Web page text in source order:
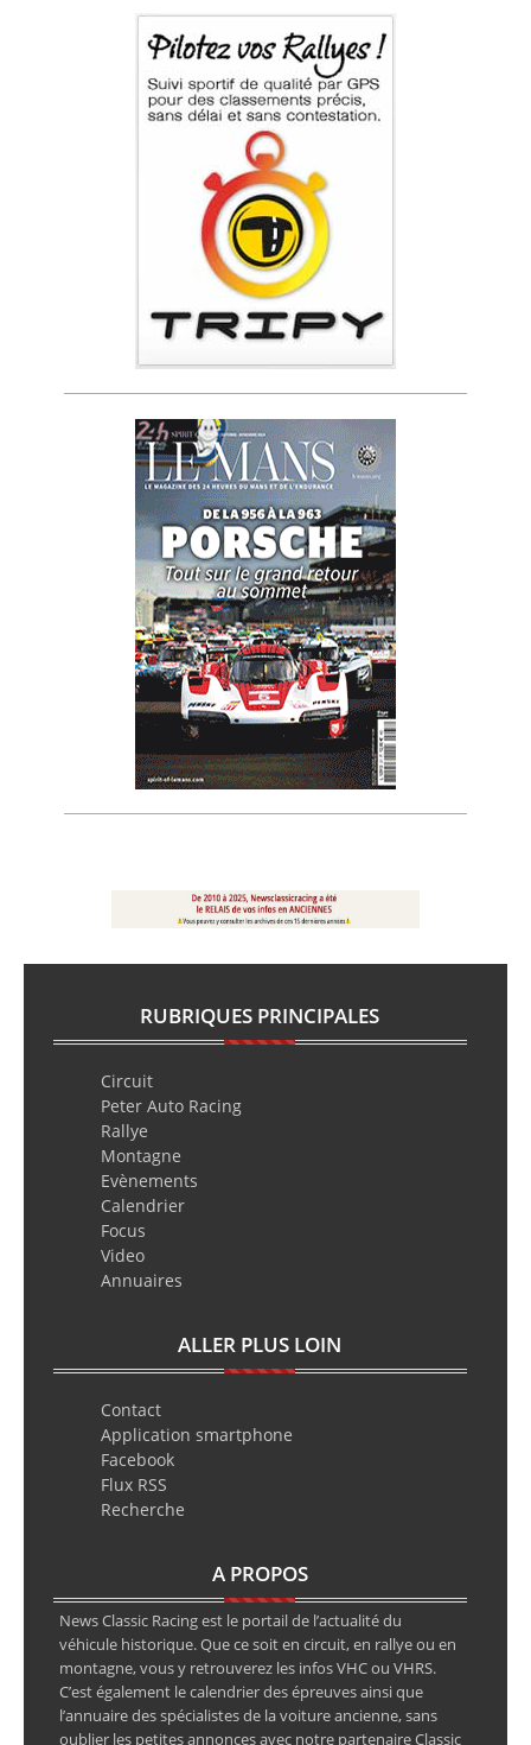
RUBRIQUES PRINCIPALES
Circuit
Peter Auto Racing
Rallye
Montagne
Evènements
Calendrier
Focus
Video
Annuaires
ALLER PLUS LOIN
Contact
Application smartphone
Facebook
Flux RSS
Recherche
A PROPOS
News Classic Racing est le portail de l’actualité du
véhicule historique. Que ce soit en circuit, en rallye ou en
montagne, vous y retrouverez les infos VHC ou VHRS.
C’est également le calendrier des épreuves ainsi que
l’annuaire des spécialistes de la voiture ancienne, sans
oublier les petites annonces avec notre partenaire Classic